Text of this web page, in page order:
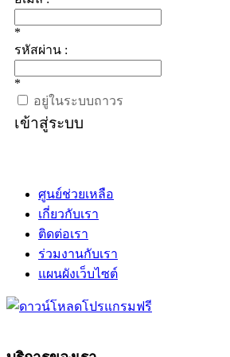
*
รหัสผ่าน :
*
อยู่ในระบบถาวร
เข้าสู่ระบบ
ศูนย์ช่วยเหลือ
เกี่ยวกับเรา
ติดต่อเรา
ร่วมงานกับเรา
แผนผังเว็บไซต์